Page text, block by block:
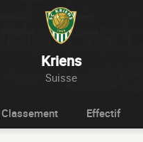
Kriens
Suisse
Classement Effectif